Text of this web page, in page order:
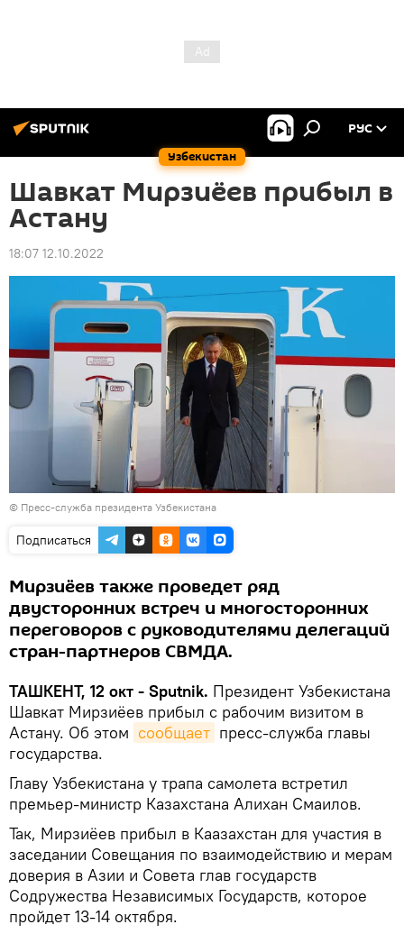
Узбекистан
РУС
Шавкат Мирзиёев прибыл в
Астану
18:07 12.10.2022
© Пресс-служба президента Узбекистана
Подписаться
Мирзиёев также проведет ряд
двусторонних встреч и многосторонних
переговоров с руководителями делегаций
стран-партнеров СВМДА.
ТАШКЕНТ, 12 окт - Sputnik. Президент Узбекистана
Шавкат Мирзиёев прибыл с рабочим визитом в
Астану. Об этом сообщает пресс-служба главы
государства.
Главу Узбекистана у трапа самолета встретил
премьер-министр Казахстана Алихан Смаилов.
Так, Мирзиёев прибыл в Каазахстан для участия в
заседании Совещания по взаимодействию и мерам
доверия в Азии и Совета глав государств
Содружества Независимых Государств, которое
пройдет 13-14 октября.